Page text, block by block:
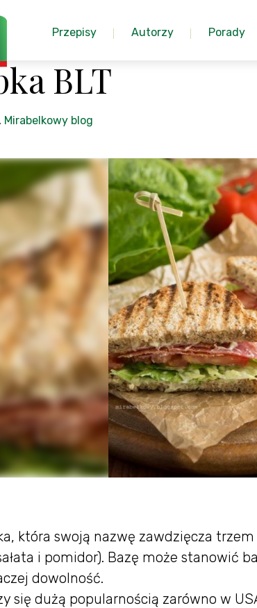
Przepisy Autorzy Porady
BLT
, Mirabelkowy blog
która swoją nazwę zawdzięcza
i pomidor). Bazę może stanowić
dowolność.
się dużą popularnością zarówno w